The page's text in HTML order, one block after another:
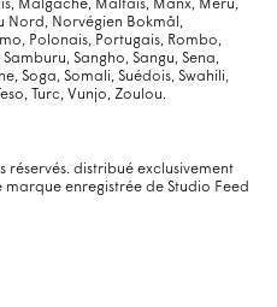
Malgache, Maltais, Manx, Meru,
Nord, Norvégien Bokmål,
Polonais, Portugais, Rombo,
Sangho, Sangu, Sena,
Soga, Somali, Suédois, Swahili,
Turc, Vunjo, Zoulou.
réservés. distribué exclusivement
enregistrée de Studio Feed